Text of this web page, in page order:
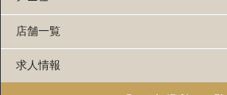
店舗一覧
求人情報